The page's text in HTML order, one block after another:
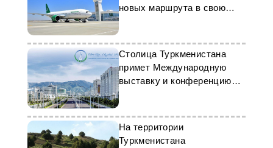
новых маршрута в свою
сеть полётов в 2024 году
Столица Туркменистана
примет Международную
выставку и конференцию
«Белый город Ашхабад»
На территории
Туркменистана